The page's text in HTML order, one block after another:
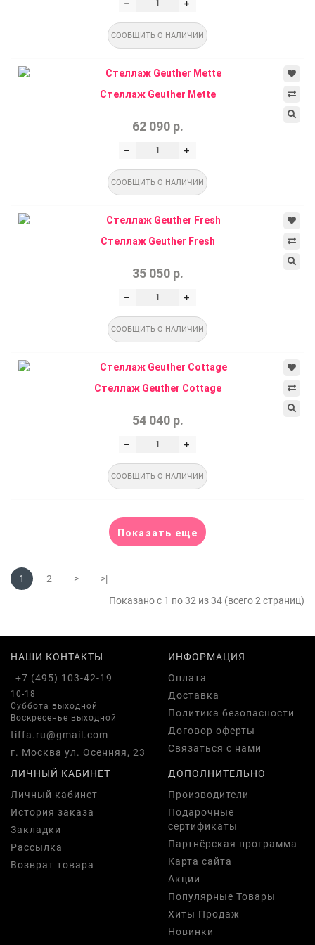
СООБЩИТЬ О НАЛИЧИИ
Стеллаж Geuther Mette
62 090 р.
СООБЩИТЬ О НАЛИЧИИ
Стеллаж Geuther Fresh
35 050 р.
СООБЩИТЬ О НАЛИЧИИ
Стеллаж Geuther Cottage
54 040 р.
СООБЩИТЬ О НАЛИЧИИ
Показать еще
1 2 >
>|
Показано с 1 по 32 из 34 (всего 2 страниц)
НАШИ КОНТАКТЫ
+7 (495) 103-42-19
10-18
Суббота выходной
Воскресенье выходной
tiffa.ru@gmail.com
г. Москва ул. Осенняя, 23
ИНФОРМАЦИЯ
Оплата
Доставка
Политика безопасности
Договор оферты
Связаться с нами
ЛИЧНЫЙ КАБИНЕТ
Личный кабинет
История заказа
Закладки
Рассылка
Возврат товара
ДОПОЛНИТЕЛЬНО
Производители
Подарочные
сертификаты
Партнёрская программа
Карта сайта
Акции
Популярные Товары
Хиты Продаж
Новинки